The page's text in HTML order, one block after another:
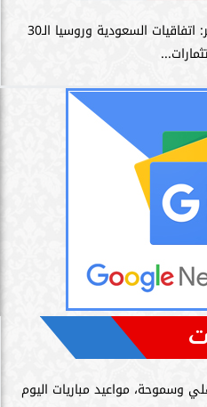
سامر شقير: اتفاقيات السعودية وروسيا الـ30
وسموحة، مواعيد مباريات اليوم